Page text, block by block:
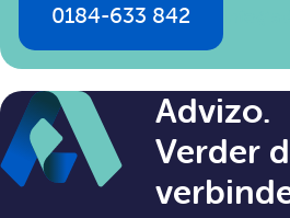
0184-633 842
Advizo.
Verder